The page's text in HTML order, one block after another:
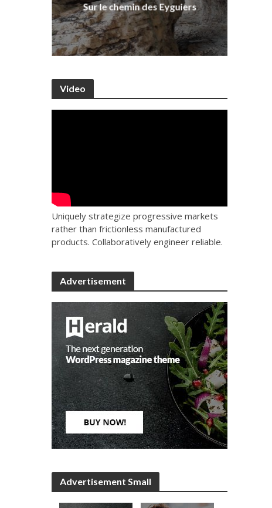
Sur le chemin des Eyguiers
Video
Uniquely strategize progressive markets
rather than frictionless manufactured
products. Collaboratively engineer reliable.
Advertisement
Advertisement Small